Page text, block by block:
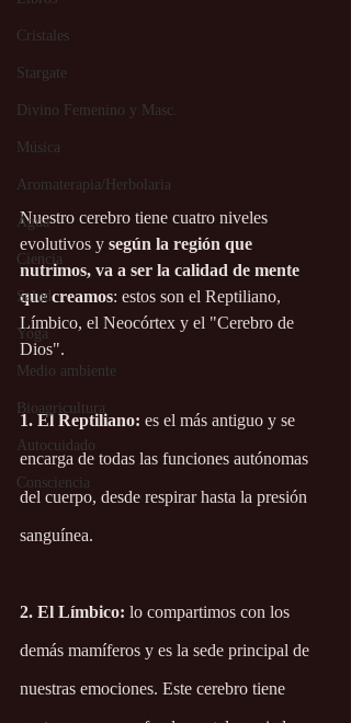
Cristales
Stargate
Divino Femenino y Masc.
Música
Aromaterapia/Herbolaria
Agua
Ciencia
Salud
Yoga
Medio ambiente
Bioagricultura
Autocuidado
Consciencia
Nuestro cerebro tiene cuatro niveles
evolutivos y según la región que
nutrimos, va a ser la calidad de mente
que creamos: estos son el Reptiliano,
Límbico, el Neocórtex y el "Cerebro de
Dios".
1. El Reptiliano: es el más antiguo y se
encarga de todas las funciones autónomas
del cuerpo, desde respirar hasta la presión
sanguínea.
2. El Límbico: lo compartimos con los
demás mamíferos y es la sede principal de
nuestras emociones. Este cerebro tiene